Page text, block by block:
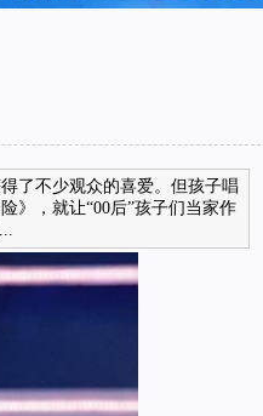
了不少观众的喜爱。但孩子唱
》，就让“00后”孩子们当家作